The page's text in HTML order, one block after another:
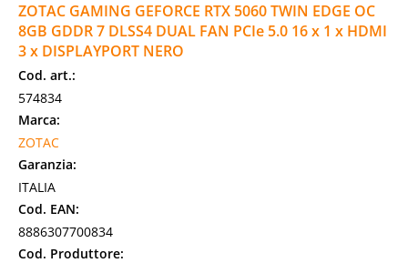
ZOTAC GAMING GEFORCE RTX 5060 TWIN EDGE OC
8GB GDDR 7 DLSS4 DUAL FAN PCIe 5.0 16 x 1 x HDMI
3 x DISPLAYPORT NERO
Cod. art.:
574834
Marca:
ZOTAC
Garanzia:
ITALIA
Cod. EAN:
8886307700834
Cod. Produttore: